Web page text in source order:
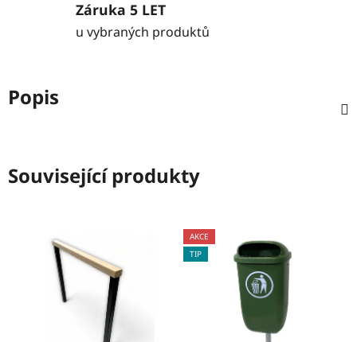
Záruka 5 LET
u vybraných produktů
Popis
Související produkty
AKCE
TIP